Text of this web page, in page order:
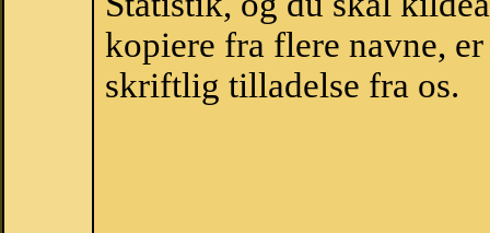
kopiere fra flere navne,
skriftlig tilladelse fra os.